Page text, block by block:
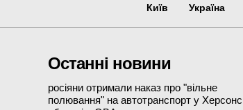
Київ Україна
Останні новини
росіяни отримали наказ про "вільне
полювання" на автотранспорт у